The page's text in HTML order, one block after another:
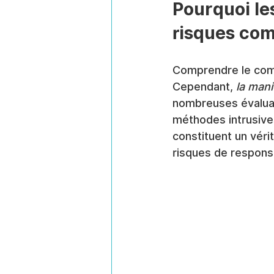
Pourquoi
risques
Comprendre le
Cependant, la
nombreuses
méthodes
constituent un
risques de